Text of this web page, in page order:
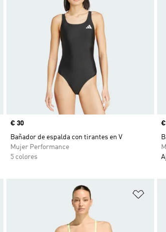
Precio
€ 30
Bañador de espalda con tirantes en V
Mujer Performance
5 colores
€
a la lista de deseos